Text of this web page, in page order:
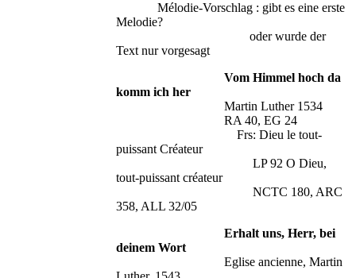
Mélodie-Vorschlag : gibt es eine erste
Melodie?
oder wurde der
Text nur vorgesagt
Vom Himmel hoch da
komm ich her
Martin Luther 1534
RA 40, EG 24
Frs: Dieu le tout-
puissant Créateur
LP 92 O Dieu,
tout-puissant créateur
NCTC 180, ARC
358, ALL 32/05
Erhalt uns, Herr, bei
deinem Wort
Eglise ancienne, Martin